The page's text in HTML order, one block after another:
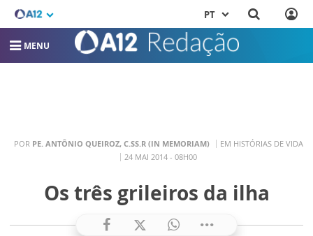
PT
MENU
POR PE. ANTÔNIO QUEIROZ, C.SS.R (IN MEMORIAM)
EM HISTÓRIAS DE VIDA
24 MAI 2014 - 08H00
Os três grileiros da ilha